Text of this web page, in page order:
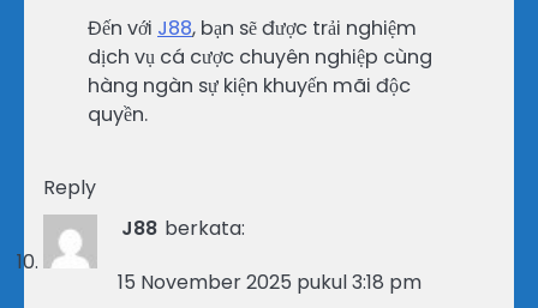
Đến với J88, bạn sẽ được trải nghiệm
dịch vụ cá cược chuyên nghiệp cùng
hàng ngàn sự kiện khuyến mãi độc
quyền.
Reply
J88 berkata:
15 November 2025 pukul 3:18 pm